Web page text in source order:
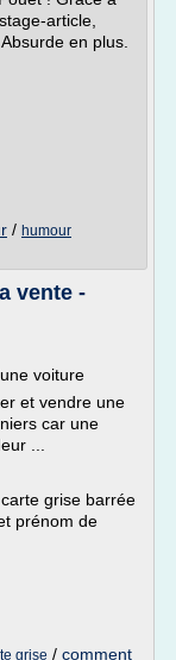
article,
en plus.
/ humour
vente -
voiture
et vendre une
car une
...
grise barrée
prénom de
grise / comment